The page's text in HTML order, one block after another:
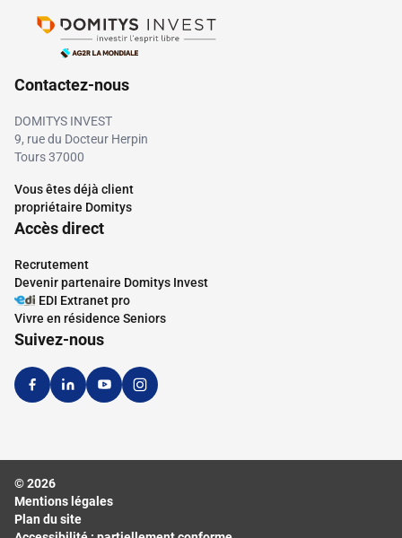
Contactez-nous
DOMITYS INVEST
9, rue du Docteur Herpin
Tours 37000
Vous êtes déjà client
propriétaire Domitys
Accès direct
Recrutement
Devenir partenaire Domitys Invest
EDI Extranet pro
Vivre en résidence Seniors
Suivez-nous
© 2026
Mentions légales
Plan du site